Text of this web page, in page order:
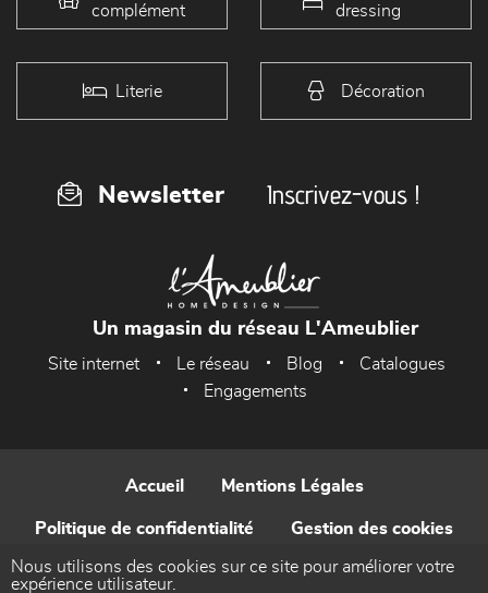
complément
dressing
Literie Décoration
Newsletter Inscrivez-vous !
Un magasin du réseau L'Ameublier
Site internet Le réseau Blog
Catalogues
Engagements
Accueil Mentions Légales
Politique de confidentialité Gestion des cookies
Contact
Nous utilisons des cookies sur ce site pour améliorer votre
expérience utilisateur.